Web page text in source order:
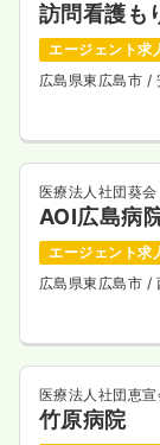
訪問看護も
エージェント求
広島県東広島市 /
医療法人社団葵会
AOI広島病
エージェント求
広島県東広島市 /
医療法人社団恵宣
竹原病院